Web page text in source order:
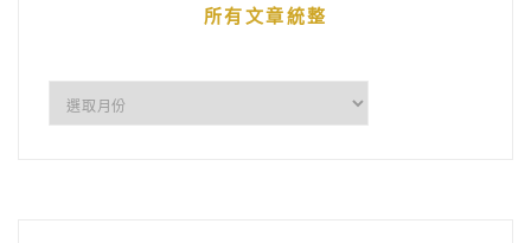
所有文章統整